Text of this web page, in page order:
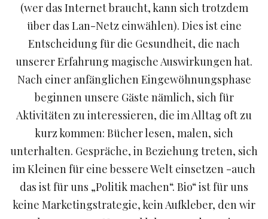
(wer das Internet braucht, kann sich trotzdem
über das Lan-Netz einwählen). Dies ist eine
Entscheidung für die Gesundheit, die nach
unserer Erfahrung magische Auswirkungen hat.
Nach einer anfänglichen Eingewöhnungsphase
beginnen unsere Gäste nämlich, sich für
Aktivitäten zu interessieren, die im Alltag oft zu
kurz kommen: Bücher lesen, malen, sich
unterhalten. Gespräche, in Beziehung treten, sich
im Kleinen für eine bessere Welt einsetzen -auch
das ist für uns „Politik machen“. Bio“ ist für uns
keine Marketingstrategie, kein Aufkleber, den wir